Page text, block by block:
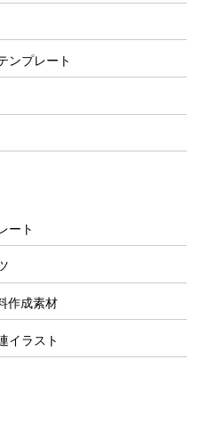
ンプレート
ート
作成素材
イラスト